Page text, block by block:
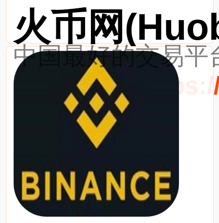
火币网
中国最好的交易平
最新网址：